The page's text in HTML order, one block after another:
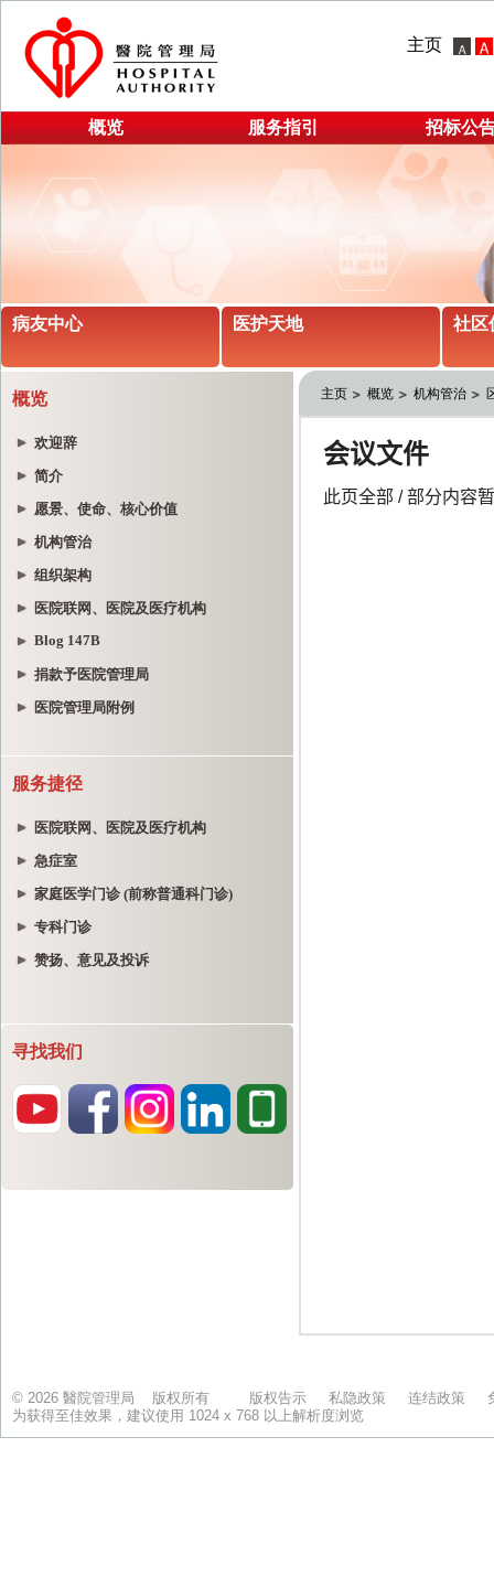
主页
概览 服务指引 招标公
病友中心 医护天地 社区
概览
欢迎辞
简介
愿景、使命、核心价值
机构管治
组织架构
医院联网、医院及医疗机构
Blog 147B
捐款予医院管理局
医院管理局附例
服务捷径
医院联网、医院及医疗机构
急症室
家庭医学门诊 (前称普通科门诊)
专科门诊
赞扬、意见及投诉
寻找我们
主页 概览 机构管治
© 2026 醫院管理局 版权所有 版权告示 私隐政策 连结政策
为获得至佳效果，建议使用 1024 x 768 以上解析度浏览